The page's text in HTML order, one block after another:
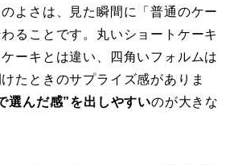
よさは、見た瞬間に「普通のケー
ることです。丸いショートケーキ
ーキとは違い、四角いフォルムは
たときのサプライズ感がありま
選んだ感”を出しやすいのが大きな